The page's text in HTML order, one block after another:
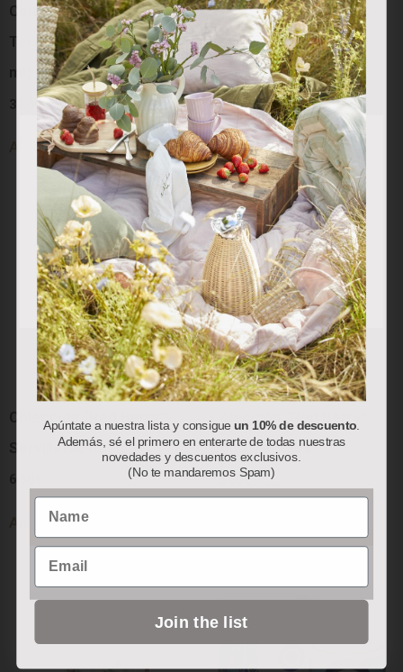
Colección “Red Berry”:
Termo Blanco Berry (800
ml)
37.00€
Añadir al carrito
Colección “Red Berry”:
Mug Porcelana
27.50 €
Añadir al carrito
Colección “Red Berry”:
Servilletas de Papel
6.50
Añadir al carrito
Colección “Red Berry”:
Bolsa Térmica
78.00€
Utilizamos cookies propias y de terceros para analizar
nuestros servicios y mostrarle publicidad relacionada con
sus preferencias en base a un perfil elaborado a partir de
sus hábitos de navegación (por ejemplo, páginas
visitadas). Puede obtener más información y configurar
sus preferencias.
Aceptar Rechazar Personalizar
Apúntate a nuestra lista y consigue un 10% de descuento
Además, sé el primero en enterarte de todas nuestras
novedades y descuentos exclusivos.
(No te mandaremos Spam)
Name
Email
Join the list